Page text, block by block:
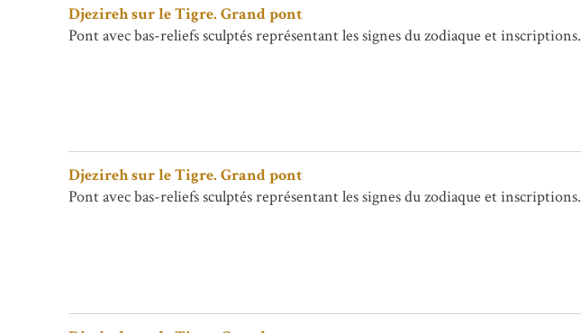
Djezireh sur le Tigre. Grand pont
Pont avec bas-reliefs sculptés représentant les signes du zodiaque et inscriptions.
Djezireh sur le Tigre. Grand pont
Pont avec bas-reliefs sculptés représentant les signes du zodiaque et inscriptions.